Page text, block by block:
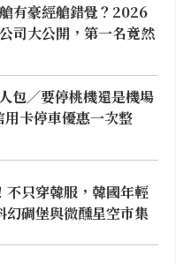
有豪經艙錯覺？2026
司大公開，第一名竟然
包／要停桃機還是機場
卡停車優惠一次整
不只穿韓服，韓國年輕
幻碉堡與微醺星空市集